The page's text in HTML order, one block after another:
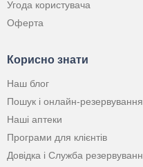
Угода користувача
Оферта
Корисно знати
Наш блог
Пошук і онлайн-резервування
Наші аптеки
Програми для клієнтів
Довідка і Служба